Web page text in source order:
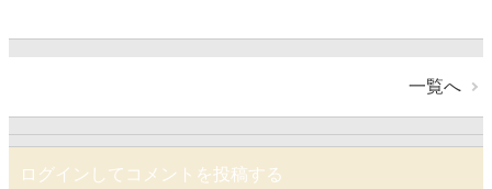
一覧へ
ログインしてコメントを投稿する